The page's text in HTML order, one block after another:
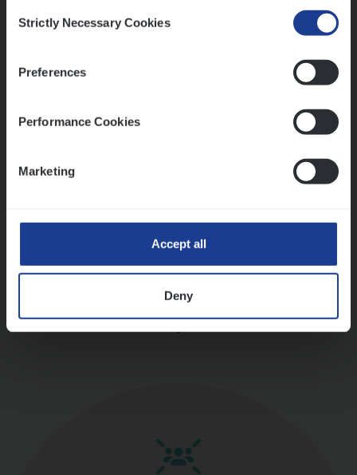
Selection
Strictly Necessary Cookies
Preferences
Performance Cookies
Marketing
Accept all
Deny
Vorige Volgende
Mathias houdt van diepgaande dossiers én droge
Thalia zoekt graag oplossingen, in games én op het
Ons sollicitatieproces